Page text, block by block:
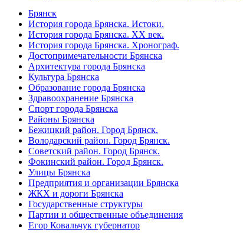
Брянск
История города Брянска. Истоки.
История города Брянска. XX век.
История города Брянска. Хронограф.
Достопримечательности Брянска
Архитектура города Брянска
Культура Брянска
Образование города Брянска
Здравоохранение Брянска
Спорт города Брянска
Районы Брянска
Бежицкий район. Город Брянск.
Володарский район. Город Брянск.
Советский район. Город Брянск.
Фокинский район. Город Брянск.
Улицы Брянска
Предприятия и организации Брянска
ЖКХ и дороги Брянска
Государственные структуры
Партии и общественные объединения
Егор Ковальчук губернатор